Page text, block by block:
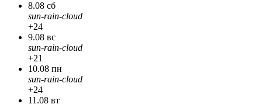
8.08 сб
sun-rain-cloud
+24
9.08 вс
sun-rain-cloud
+21
10.08 пн
sun-rain-cloud
+24
11.08 вт